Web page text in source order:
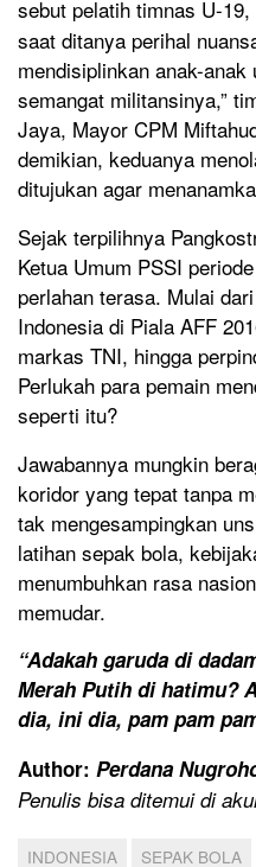
sebut pelatih timnas U-
saat ditanya perihal
mendisiplinkan anak-
semangat militansinya,”
Jaya, Mayor CPM
demikian, keduanya
ditujukan agar
Sejak terpilihnya
Ketua Umum PSSI
perlahan terasa. Mulai
Indonesia di Piala AFF
markas TNI, hingga
Perlukah para pemain
seperti itu?
Jawabannya mungkin
koridor yang tepat tanpa
tak mengesampingkan
latihan sepak bola,
menumbuhkan rasa
memudar.
“Adakah garuda di
Merah Putih di hatimu?
dia, ini dia, pam pam
Author: Perdana
Penulis bisa ditemui di
INDONESIA SEPAK BOLA